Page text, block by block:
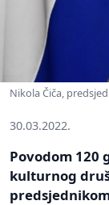
Nikola Čiča,
30.03.2022.
Povodom 120
kulturnog